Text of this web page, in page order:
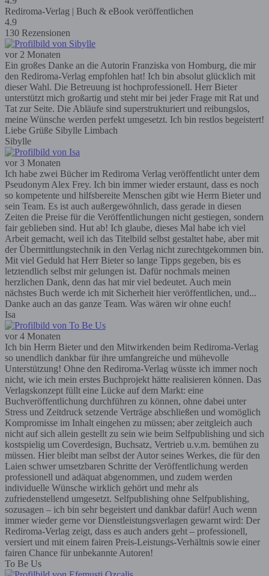
Rediroma-Verlag | Buch & eBook veröffentlichen
4.9
130 Rezensionen
vor 2 Monaten
Ein großes Danke an die Autorin Franziska von Homburg, die mir
den Rediroma-Verlag empfohlen hat! Ich bin absolut glücklich mit
dieser Wahl. Die Betreuung ist hochprofessionell. Herr Bieter
unterstützt mich großartig und steht mir bei jeder Frage mit Rat und
Tat zur Seite. Die Abläufe sind superstrukturiert und reibungslos,
meine Wünsche werden perfekt umgesetzt. Ich bin restlos begeistert!
Liebe Grüße Sibylle Limbach
Sibylle
vor 3 Monaten
Ich habe zwei Bücher im Rediroma Verlag veröffentlicht unter dem
Pseudonym Alex Frey. Ich bin immer wieder erstaunt, dass es noch
so kompetente und hilfsbereite Menschen gibt wie Herrn Bieter und
sein Team. Es ist auch außergewöhnlich, dass gerade in diesen
Zeiten die Preise für die Veröffentlichungen nicht gestiegen, sondern
fair geblieben sind. Hut ab! Ich glaube, dieses Mal habe ich viel
Arbeit gemacht, weil ich das Titelbild selbst gestaltet habe, aber mit
der Übermittlungstechnik in den Verlag nicht zurechtgekommen bin.
Mit viel Geduld hat Herr Bieter so lange Tipps gegeben, bis es
letztendlich selbst mir gelungen ist. Dafür nochmals meinen
herzlichen Dank, denn das hat mir viel bedeutet. Auch mein
nächstes Buch werde ich mit Sicherheit hier veröffentlichen, und...
Danke auch an das ganze Team. Was wären wir ohne euch!
Isa
vor 4 Monaten
Ich bin Herrn Bieter und den Mitwirkenden beim Rediroma-Verlag
so unendlich dankbar für ihre umfangreiche und mühevolle
Unterstützung! Ohne den Rediroma-Verlag wüsste ich immer noch
nicht, wie ich mein erstes Buchprojekt hätte realisieren können. Das
Verlagskonzept füllt eine Lücke auf dem Markt: eine
Buchveröffentlichung durchführen zu können, ohne dabei unter
Stress und Zeitdruck setzende Verträge abschließen und womöglich
Kompromisse im Inhalt eingehen zu müssen; aber zeitgleich auch
nicht auf sich allein gestellt zu sein wie beim Selfpublishing und sich
kostspielig um Coverdesign, Buchsatz, Vertrieb u.v.m. bemühen zu
müssen. Hier bleibt man selbst der Autor seines Werkes, die für den
Laien schwer umsetzbaren Schritte der Veröffentlichung werden
professionell und adäquat abgenommen, und zudem werden
individuelle Wünsche wirklich gehört und mehr als
zufriedenstellend umgesetzt. Selfpublishing ohne Selfpublishing,
sozusagen – ich bin sehr begeistert und dankbar dafür! Auch wenn
immer wieder gerne vor Dienstleistungsverlagen gewarnt wird: Der
Rediroma-Verlag zeigt, dass es auch anders geht – professionell,
versiert und mit einem fairen Preis-Leistungs-Verhältnis sowie einer
fairen Chance für unbekannte Autoren!
To Be Us